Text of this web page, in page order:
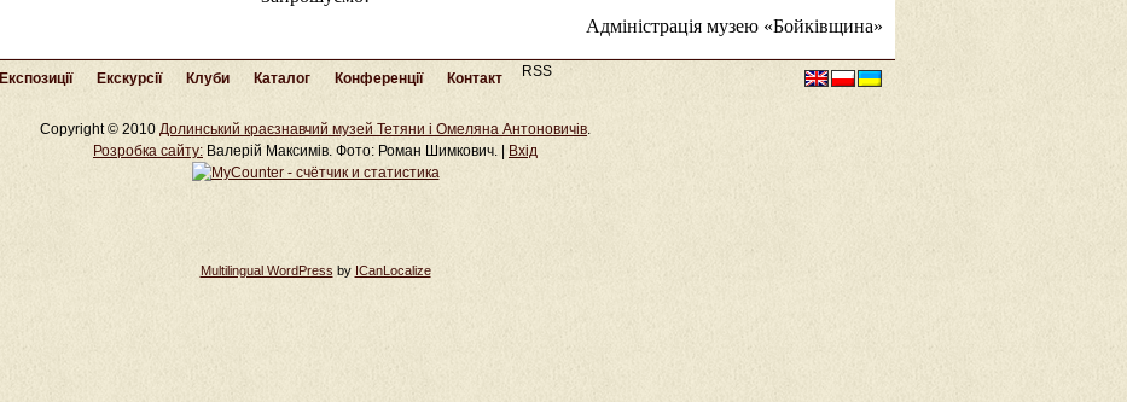
Адміністрація музею «Бойківщина»
Експозиції Екскурсії Клуби Каталог Конференції Контакт RSS
Copyright © 2010 Долинський краєзнавчий музей Тетяни і Омеляна Антоновичів.
Розробка cайту: Валерій Максимів. Фото: Роман Шимкович. | Вхід
Multilingual WordPress by ICanLocalize